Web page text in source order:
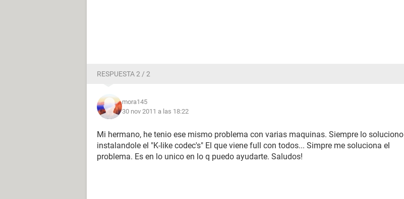
RESPUESTA 2 / 2
mora145
30 nov 2011 a las 18:22
Mi hermano, he tenio ese mismo problema con varias maquinas. Siempre lo soluciono
instalandole el "K-like codec's" El que viene full con todos... Simpre me soluciona el
problema. Es en lo unico en lo q puedo ayudarte. Saludos!